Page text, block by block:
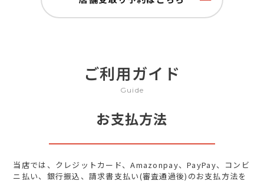
ご利用ガイド
Guide
お支払方法
当店では、クレジットカード、Amazonpay、PayPay、コンビ
ニ払い、銀行振込、請求書支払い(審査通過後)のお支払方法を